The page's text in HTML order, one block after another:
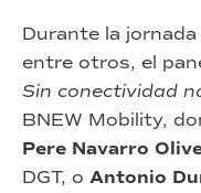
Durante la
entre otros, el
Sin conectividad
BNEW Mobility,
Pere Navarro
DGT, o Antonio